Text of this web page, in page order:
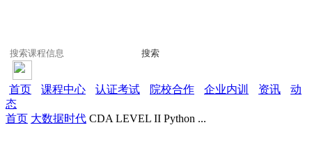
搜索
首页 课程中心 认证考试 院校合作 企业内训 资讯
动
态
首页 大数据时代 CDA LEVEL II Python ...